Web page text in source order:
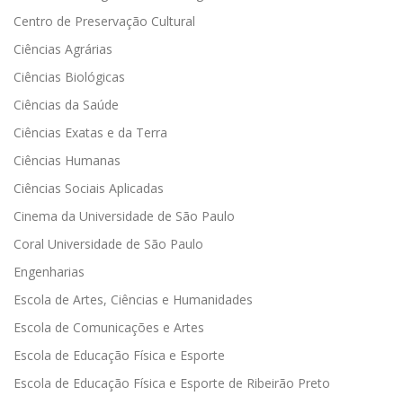
Centro de Preservação Cultural
Ciências Agrárias
Ciências Biológicas
Ciências da Saúde
Ciências Exatas e da Terra
Ciências Humanas
Ciências Sociais Aplicadas
Cinema da Universidade de São Paulo
Coral Universidade de São Paulo
Engenharias
Escola de Artes, Ciências e Humanidades
Escola de Comunicações e Artes
Escola de Educação Física e Esporte
Escola de Educação Física e Esporte de Ribeirão Preto